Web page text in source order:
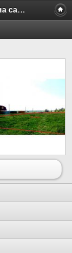
Бесплатные объявления на сайте MILAMO.ru